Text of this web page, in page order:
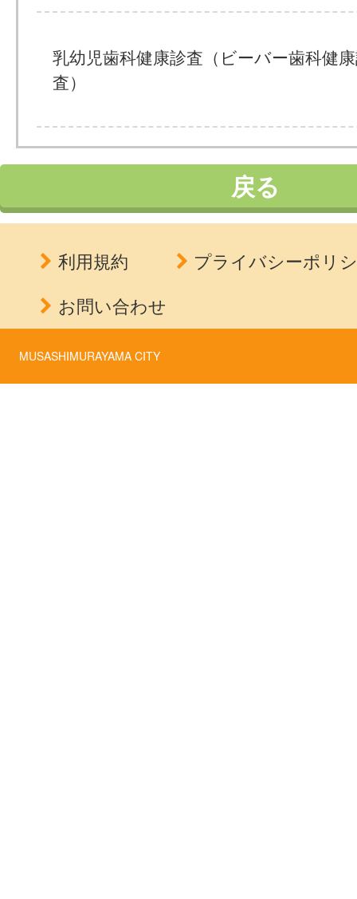
乳幼児歯科健康診査（ビーバー歯科健
査）
戻る
利用規約
プライバシーポリ
お問い合わせ
MUSASHIMURAYAMA CITY